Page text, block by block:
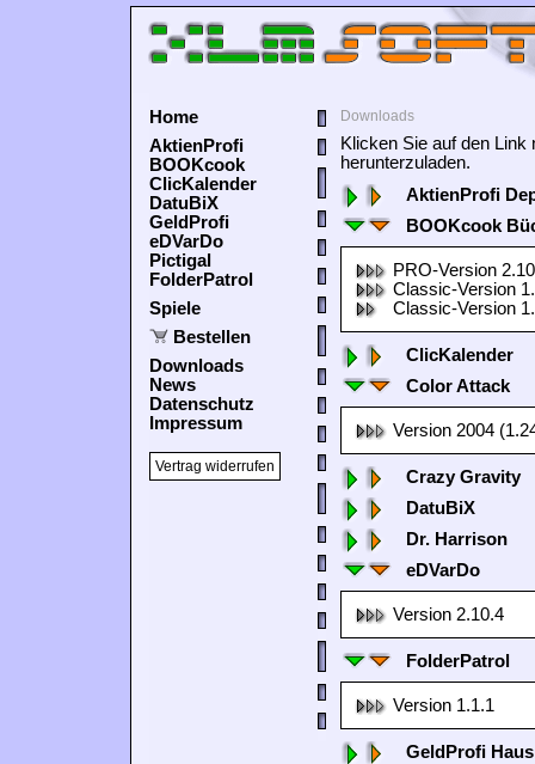
Home
AktienProfi
BOOKcook
ClicKalender
DatuBiX
GeldProfi
eDVarDo
Pictigal
FolderPatrol
Spiele
Bestellen
Downloads
News
Datenschutz
Impressum
Vertrag widerrufen
Downloads
Klicken Sie auf den
herunterzuladen.
AktienProfi
BOOKcook
PRO-Version
Classic-Version
Classic-Version
ClicKalender
Color Attack
Version 2004
Crazy Gravity
DatuBiX
Dr. Harrison
eDVarDo
Version 2.10.4
FolderPatrol
Version 1.1.1
GeldProfi